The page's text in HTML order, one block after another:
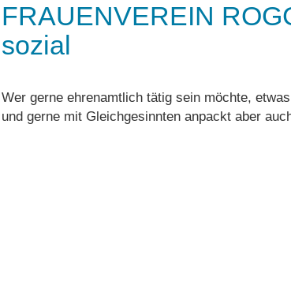
FRAUENVEREIN
sozial
Wer gerne ehrenamtlich tätig sein möchte,
und gerne mit Gleichgesinnten anpackt aber